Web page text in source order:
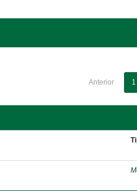
Anterior 1